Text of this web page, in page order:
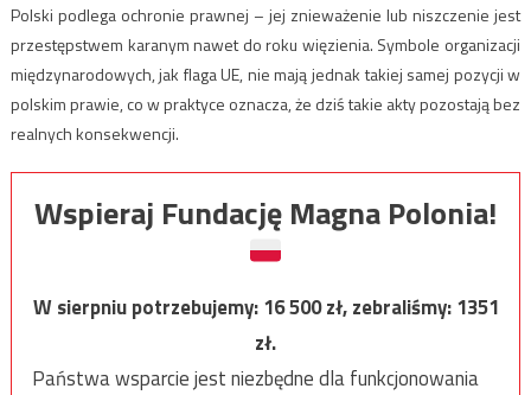
Polski podlega ochronie prawnej – jej znieważenie lub niszczenie jest
przestępstwem karanym nawet do roku więzienia. Symbole organizacji
międzynarodowych, jak flaga UE, nie mają jednak takiej samej pozycji w
polskim prawie, co w praktyce oznacza, że dziś takie akty pozostają bez
realnych konsekwencji.
Wspieraj Fundację Magna Polonia!
W sierpniu potrzebujemy:16 500zł, zebraliśmy:1351
zł.
Państwa wsparcie jest niezbędne dla funkcjonowania